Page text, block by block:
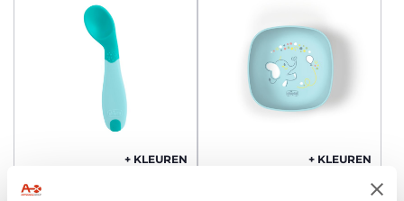
+ KLEUREN
Baby's Eerste Lepel
+ KLEUREN